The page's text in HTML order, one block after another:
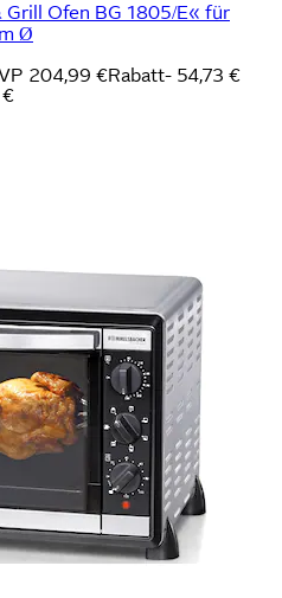
Ofen BG 1805/E« für
Ø
204,99 €Rabatt- 54,73 €
€